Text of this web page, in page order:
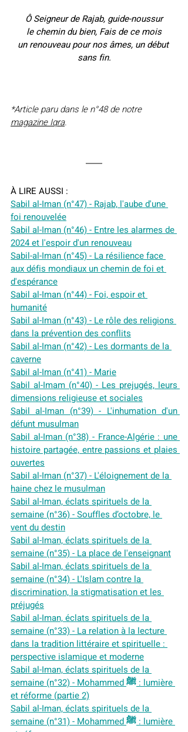
Ô Seigneur de Rajab, guide-noussur
le chemin du bien, Fais de ce mois
un renouveau pour nos âmes, un début
sans fin.
*Article paru dans le n°48 de notre
magazine Iqra.
À LIRE AUSSI :
Sabil al-Iman (n°47) - Rajab, l'aube d'une
foi renouvelée
Sabil al-Iman (n°46) - Entre les alarmes de
2024 et l'espoir d'un renouveau
Sabil-al-Iman (n°45) - La résilience face
aux défis mondiaux un chemin de foi et
d'espérance
Sabil al-Iman (n°44) - Foi, espoir et
humanité
Sabil al-Iman (n°43) - Le rôle des religions
dans la prévention des conflits
Sabil al-Iman (n°42) - Les dormants de la
caverne
Sabil al-Iman (n°41) - Marie
Sabil al-Imam (n°40) - Les prejugés, leurs
dimensions religieuse et sociales
Sabil al-Iman (n°39) - L'inhumation d'un
défunt musulman
Sabil al-Iman (n°38) - France-Algérie : une
histoire partagée, entre passions et plaies
ouvertes
Sabil al-Iman (n°37) - L'éloignement de la
haine chez le musulman
Sabil al-Iman, éclats spirituels de la
semaine (n°36) - Souffles d’octobre, le
vent du destin
Sabil al-Iman, éclats spirituels de la
semaine (n°35) - La place de l'enseignant
Sabil al-Iman, éclats spirituels de la
semaine (n°34) - L'Islam contre la
discrimination, la stigmatisation et les
préjugés
Sabil al-Iman, éclats spirituels de la
semaine (n°33) - La relation à la lecture
dans la tradition littéraire et spirituelle :
perspective islamique et moderne
Sabil al-Iman, éclats spirituels de la
semaine (n°32) - Mohammed ﷺ : lumière
et réforme (partie 2)
Sabil al-Iman, éclats spirituels de la
semaine (n°31) - Mohammed ﷺ : lumière